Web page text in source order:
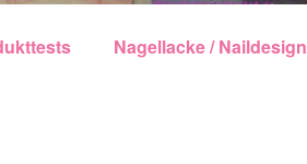
Nagellacke / Naildesign